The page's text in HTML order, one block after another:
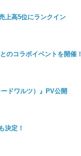
上高5位にランクイン
のコラボイベントを開催！
ドワルツ）』PV公開
決定！